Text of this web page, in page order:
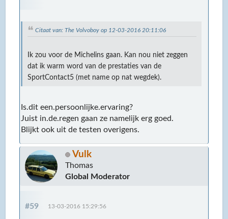
Citaat van: The Volvoboy op 12-03-2016 20:11:06
Ik zou voor de Michelins gaan. Kan nou niet zeggen
dat ik warm word van de prestaties van de
SportContact5 (met name op nat wegdek).
Is.dit een.persoonlijke.ervaring?
Juist in.de.regen gaan ze namelijk erg goed.
Blijkt ook uit de testen overigens.
Vulk
Thomas
Global Moderator
#59 13-03-2016 15:29:56